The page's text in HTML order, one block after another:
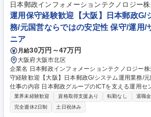
日本郵政インフォメーションテクノロジー
運用保守経験歓迎【大阪】日本郵政G/
務/元国営ならではの安定性 保守/運用/
ニア
月給30万円～47万円
大阪府大阪市北区
企業名 日本郵政インフォメーションテクノロジー株式会社 求人
守経験歓迎【大阪】日本郵政G/システム運用業務/
仕事の内容 日本郵政グループのICTを支える運用セ
て、下記の業務に従事いただきます。 【運用業務の
必須】 ■運用拠点運営：JP西運用拠点の要員管理業務の取り纏め及び一般
事務 ■運用拠点業務運営:西運用拠点のOP等を指揮
業界未経験歓迎 資格取得支援あり 転勤なし 退職
完全週休2日制
土日祝休み